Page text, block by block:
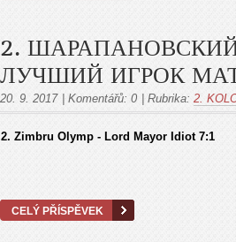
2.
ЛУЧШИЙ ИГРОК
20. 9. 2017 Komentářů: 0 Rubrika: 2.
2. Zimbru Olymp - Lord Mayor Idiot 7:1
CELÝ PŘÍSPĚVEK